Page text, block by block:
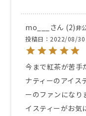
mo___ 2 非
投稿日
2022/08/30
今まで紅茶が苦手
ナティーのアイス
ーのファンにな
イスティーがお気